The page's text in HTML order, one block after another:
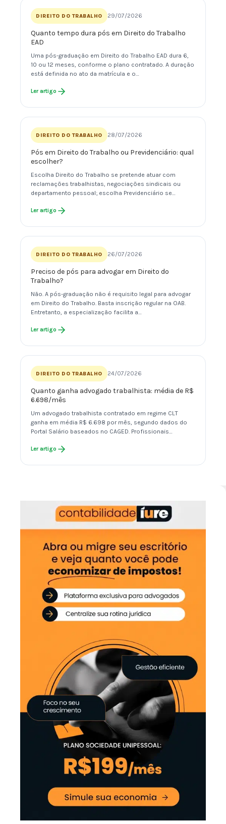
DIREITO DO TRABALHO 29/07/2026
Quanto tempo dura pós em Direito do Trabalho
EAD
Uma pós-graduação em Direito do Trabalho EAD dura 6,
10 ou 12 meses, conforme o plano contratado. A duração
está definida no ato da matrícula e o…
Ler artigo
DIREITO DO TRABALHO 28/07/2026
Pós em Direito do Trabalho ou Previdenciário: qual
escolher?
Escolha Direito do Trabalho se pretende atuar com
reclamações trabalhistas, negociações sindicais ou
departamento pessoal; escolha Previdenciário se…
Ler artigo
DIREITO DO TRABALHO 26/07/2026
Preciso de pós para advogar em Direito do
Trabalho?
Não. A pós-graduação não é requisito legal para advogar
em Direito do Trabalho. Basta inscrição regular na OAB.
Entretanto, a especialização facilita a…
Ler artigo
DIREITO DO TRABALHO 24/07/2026
Quanto ganha advogado trabalhista: média de R$
6.698/mês
Um advogado trabalhista contratado em regime CLT
ganha em média R$ 6.698 por mês, segundo dados do
Portal Salário baseados no CAGED. Profissionais…
Ler artigo